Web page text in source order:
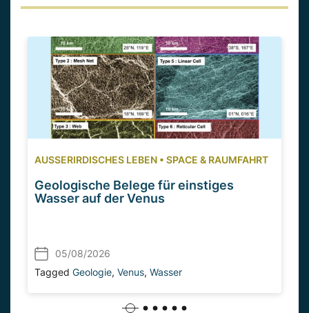
AUSSERIRDISCHES LEBEN • SPACE & RAUMFAHRT
Geologische Belege für einstiges
Wasser auf der Venus
05/08/2026
Tagged Geologie, Venus, Wasser